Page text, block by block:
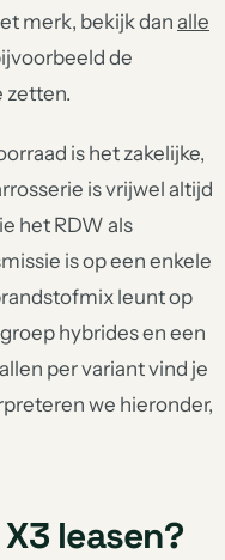
merk, bekijk dan alle
de
zetten.
is het zakelijke,
is vrijwel altijd
het RDW als
is op een enkele
leunt op
hybrides en een
per variant vind je
we hieronder,
leasen?